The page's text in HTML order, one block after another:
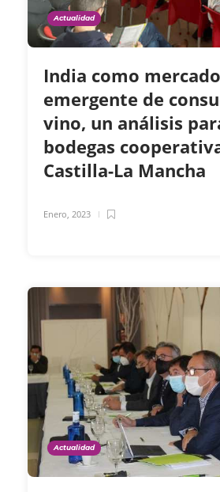
Actualidad
India como mercado
emergente de
vino, un análisis
bodegas
Castilla-La Mancha
Enero, 2023
Actualidad